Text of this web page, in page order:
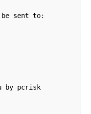
sent to:
by pcrisk